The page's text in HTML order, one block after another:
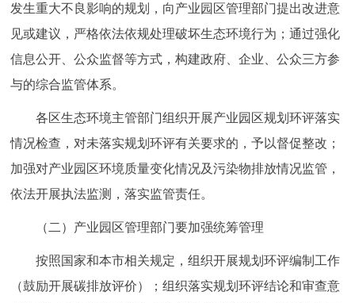
发生重大不良影响的规划，向产业园区管理部门提出改进意
见或建议，严格依法依规处理破坏生态环境行为；通过强化
信息公开、公众监督等方式，构建政府、企业、公众三方参
与的综合监管体系。
各区生态环境主管部门组织开展产业园区规划环评落实
情况检查，对未落实规划环评有关要求的，予以督促整改；
加强对产业园区环境质量变化情况及污染物排放情况监管，
依法开展执法监测，落实监管责任。
（二）产业园区管理部门要加强统筹管理
按照国家和本市相关规定，组织开展规划环评编制工作
（鼓励开展碳排放评价）；组织落实规划环评结论和审查意